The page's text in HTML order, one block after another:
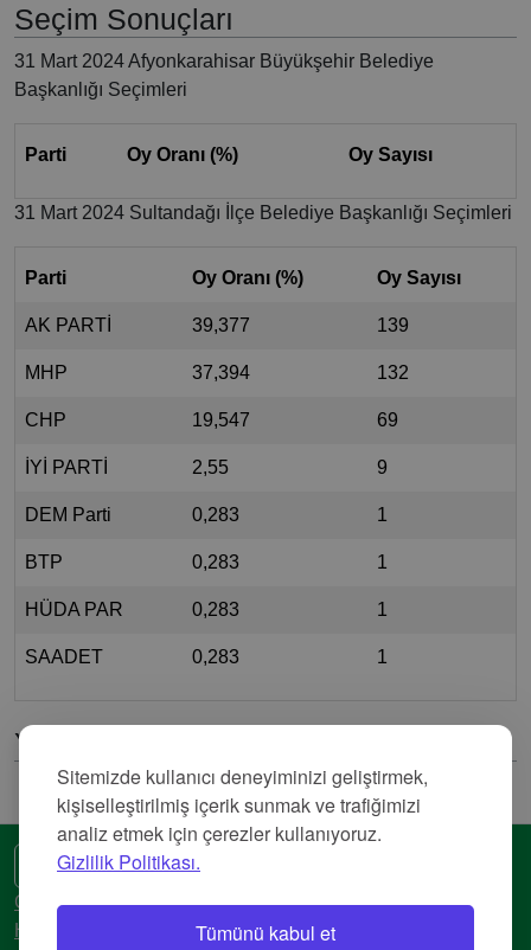
Sitemizde kullanıcı deneyiminizi geliştirmek,
kişiselleştirilmiş içerik sunmak ve trafiğimizi
analiz etmek için çerezler kullanıyoruz.
Gizlilik Politikası.
Tümünü kabul et
Seçim Sonuçları
31 Mart 2024 Afyonkarahisar Büyükşehir Belediye
Başkanlığı Seçimleri
Parti Oy Oranı (%) Oy Sayısı
31 Mart 2024 Sultandağı İlçe Belediye Başkanlığı Seçimleri
Parti Oy Oranı (%) Oy Sayısı
AK PARTİ 39,377 139
MHP 37,394 132
CHP 19,547 69
İYİ PARTİ 2,55 9
DEM Parti 0,283 1
BTP 0,283 1
HÜDA PAR 0,283 1
SAADET 0,283 1
Yorumlar
🌍 Başka bir dil
Gizlilik Politikası
Hizmet Şartları